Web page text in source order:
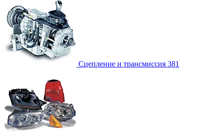
Сцепление и трансмиссия 381